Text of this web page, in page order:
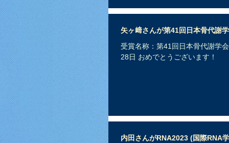
矢ヶ﨑さんが第41回日本骨代謝
受賞名称：第41回日本骨代謝学
28日 おめでとうございます！
内田さんがRNA2023 (国際